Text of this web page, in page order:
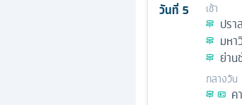
วันที่ 5 เช้า
ปรา
มหา
ย่าน
กลางวัน
ค